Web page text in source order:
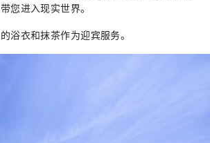
您进入现实世界。
浴衣和抹茶作为迎宾服务。